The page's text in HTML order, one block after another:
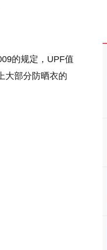
的规定，UPF值
大部分防晒衣的